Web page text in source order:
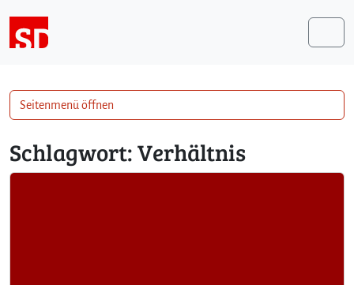
Schlagwort:Verhältnis
Seitenmenü öffnen